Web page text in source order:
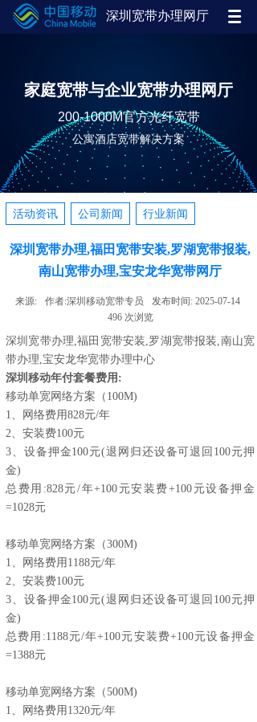
家庭宽带与企业宽带办理网厅
200-1000M官方光纤宽带
公寓酒店宽带解决方案
活动资讯 公司新闻 行业新闻
深圳宽带办理,福田宽带安装,罗湖宽带报装,
南山宽带办理,宝安龙华宽带网厅
来源: 作者:深圳移动宽带专员 发布时间: 2025-07-14
496 次浏览
深圳宽带办理,福田宽带安装,罗湖宽带报装,南山宽
带办理,宝安龙华宽带办理中心
深圳移动年付套餐费用:
移动单宽网络方案（100M)
1、网络费用828元/年
2、安装费100元
3、设备押金100元(退网归还设备可退回100元押
金)
总费用:828元/年+100元安装费+100元设备押金
=1028元
移动单宽网络方案（300M)
1、网络费用1188元/年
2、安装费100元
3、设备押金100元(退网归还设备可退回100元押
金)
总费用:1188元/年+100元安装费+100元设备押金
=1388元
移动单宽网络方案（500M)
1、网络费用1320元/年
深圳宽带办理网厅